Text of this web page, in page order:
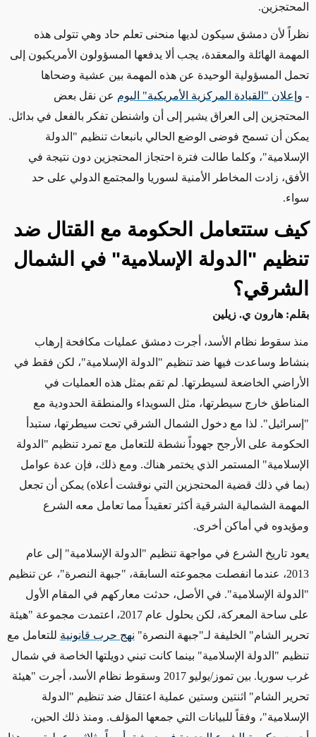
المحتجزين.
نظراً لأن دمشق سيكون لديها منحنى تعلم حاد وهي تتولى هذه
المهمة الهائلة والمعقدة، يجب ألا يدفعها المسؤولون الأمريكيون إلى
تحمل المسؤولية الوحيدة عن هذه المهمة بين عشية وضحاها
- وإعلان "القيادة المركزية الأمريكية" اليوم عن نقل بعض
المحتجزين إلى العراق يشير إلى أن واشنطن تفكر بالفعل في بدائل.
يمكن أن تسمح فوضى الوضع الحالي بانبعاث تنظيم "الدولة
الإسلامية"، وكلما طالت فترة احتجاز المحتجزين دون نتيجة في
الأفق، زادت المخاطر الأمنية لسوريا والمجتمع الدولي على حد
سواء.
كيف ستتعامل الحكومة مع القتال ضد
تنظيم "الدولة الإسلامية" في الشمال
الشرقي؟
بقلم: هارون ي. زيلين
منذ سقوط نظام الأسد، أجرت دمشق عمليات مكافحة إرهاب
بنشاط وساعدت فيها ضد تنظيم "الدولة الإسلامية"، لكن فقط في
الأراضي الخاضعة لسيطرتها. لم تقم بمثل هذه العمليات في
المناطق خارج سيطرتها، مثل السويداء والمنطقة الحدودية مع
"إسرائيل". لذا مع دخول الشمال الشرقي تحت سيطرتها، ستبدأ
الحكومة على الأرجح جهوداً نشطة للتعامل مع تمرد تنظيم "الدولة
الإسلامية" المستمر الذي يختمر هناك. ومع ذلك، فإن عدة عوامل
(بما في ذلك قضية المحتجزين التي نوقشت أعلاه) يمكن أن تجعل
المهمة الشمالية الشرقية أكثر تعقيداً مما تعامل معه الشرع
ومؤيدوه في أماكن أخرى.
يعود تاريخ الشرع في مواجهة تنظيم "الدولة الإسلامية" إلى عام
2013، عندما انفصلت مجموعته السابقة، "جبهة النصرة"، عن تنظيم
"الدولة الإسلامية". في الأصل، حدثت معاركهم في المقام الأول
على ساحة المعركة، لكن بحلول عام 2017، اعتمدت مجموعة "هيئة
تحرير الشام" الخليفة لـ"جبهة النصرة" نهج حرب قانونية للتعامل مع
تنظيم "الدولة الإسلامية" بينما كانت تبني دويلتها الخاصة في شمال
غرب سوريا. بين تموز/يوليو 2017 وسقوط نظام الأسد، أجرت "هيئة
تحرير الشام" اثنتين وستين عملية اعتقال ضد تنظيم "الدولة
الإسلامية"، وفقاً للبيانات التي جمعها المؤلف. ومنذ ذلك الحين،